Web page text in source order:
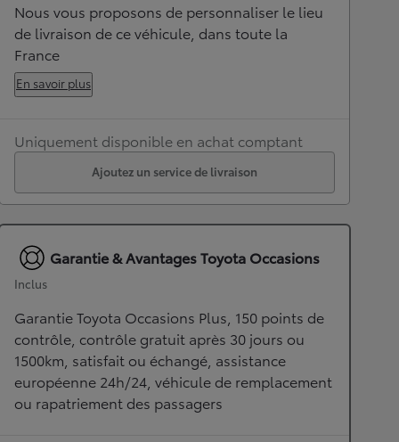
Nous vous proposons de personnaliser le lieu
de livraison de ce véhicule, dans toute la
France
En savoir plus
Uniquement disponible en achat comptant
Ajoutez un service de livraison
Garantie & Avantages Toyota Occasions
Inclus
Garantie Toyota Occasions Plus, 150 points de
contrôle, contrôle gratuit après 30 jours ou
1500km, satisfait ou échangé, assistance
européenne 24h/24, véhicule de remplacement
ou rapatriement des passagers